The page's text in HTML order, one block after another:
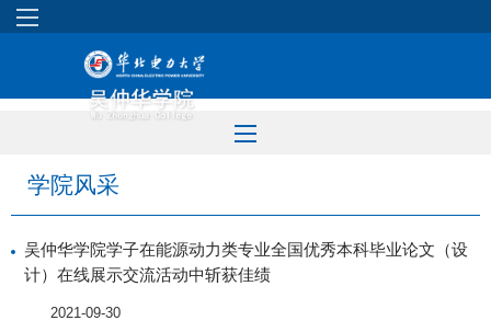
学院风采
吴仲华学院学子在能源动力类专业全国优秀本科毕业论文（设
计）在线展示交流活动中斩获佳绩
2021-09-30